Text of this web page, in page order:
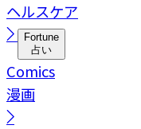
ヘルスケア
Fortune
占い
Comics
漫画